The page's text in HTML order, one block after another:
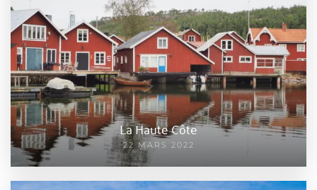
La Haute Côte
22 MARS 2022